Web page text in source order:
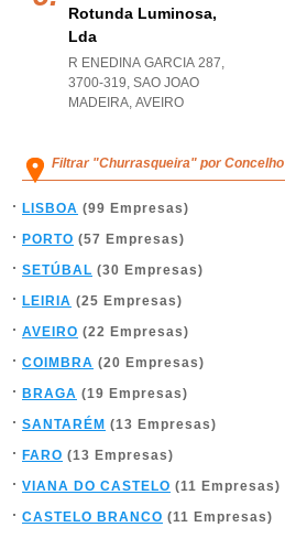
Rotunda Luminosa,
Lda
R ENEDINA GARCIA 287,
3700-319, SAO JOAO
MADEIRA, AVEIRO
Filtrar "Churrasqueira" por Concelho
LISBOA (99 Empresas)
PORTO (57 Empresas)
SETÚBAL (30 Empresas)
LEIRIA (25 Empresas)
AVEIRO (22 Empresas)
COIMBRA (20 Empresas)
BRAGA (19 Empresas)
SANTARÉM (13 Empresas)
FARO (13 Empresas)
VIANA DO CASTELO (11 Empresas)
CASTELO BRANCO (11 Empresas)